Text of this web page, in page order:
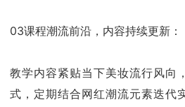
03课程潮流前沿，内容持续更新：
教学内容紧贴当下美妆流行风向
式，定期结合网红潮流元素迭代